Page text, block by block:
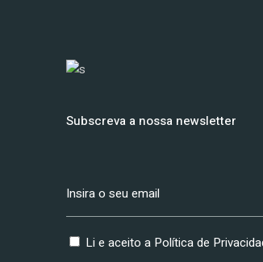
Subscreva a nossa newsletter
Li e aceito a Política de